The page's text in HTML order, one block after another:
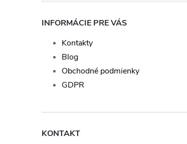
INFORMÁCIE PRE VÁS
Kontakty
Blog
Obchodné podmienky
GDPR
KONTAKT